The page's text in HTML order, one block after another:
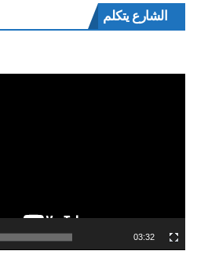
الشارع يتكلممشغل
03:32